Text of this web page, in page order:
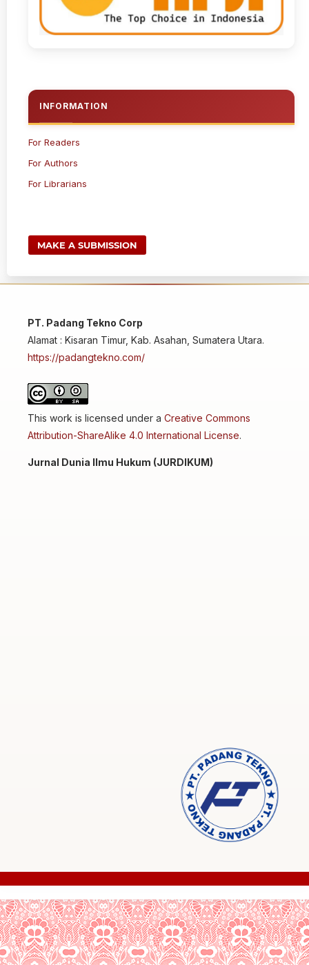
INFORMATION
For Readers
For Authors
For Librarians
MAKE A SUBMISSION
PT. Padang Tekno Corp
Alamat : Kisaran Timur, Kab. Asahan, Sumatera Utara.
https://padangtekno.com/
This work is licensed under a Creative Commons
Attribution-ShareAlike 4.0 International License.
Jurnal Dunia Ilmu Hukum (JURDIKUM)